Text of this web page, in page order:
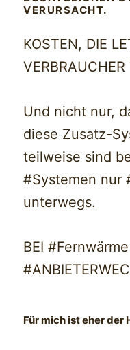
VERURSACHT.
KOSTEN, DIE
VERBRAUCHER
Und nicht nur,
diese Zusatz-
teilweise sind
#Systemen nur
unterwegs.
BEI
Für mich ist eher der